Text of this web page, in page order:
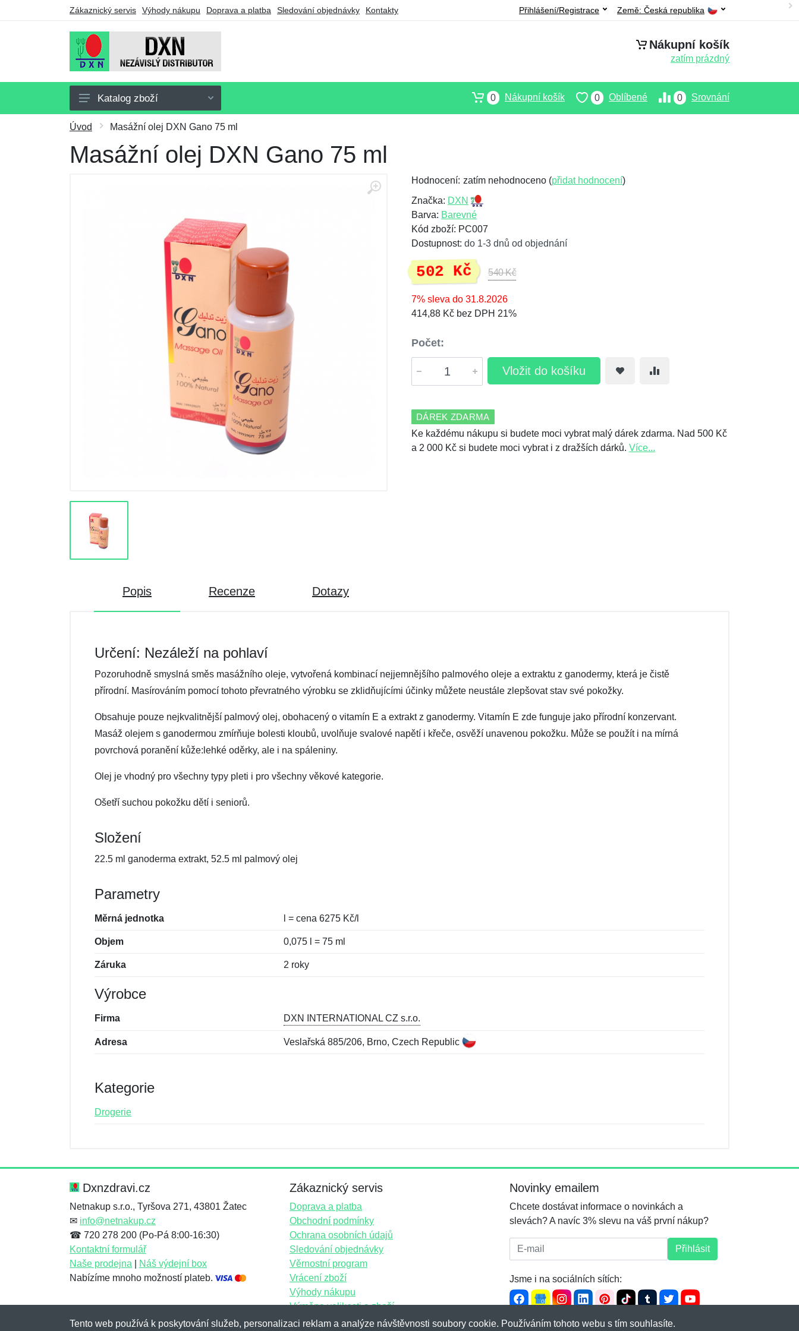
Zákaznický servis Výhody nákupu Doprava a platba Sledování objednávky Kontakty Země: Česká republika
Přihlášení/Registrace
Nákupní košík
zatím prázdný
Doplňky stravy
Nápoje
Katalog zboží 0 Srovnání
0 Oblíbené
0 Nákupní košík
Úvod Masážní olej DXN Gano 75 ml
Masážní olej DXN Gano 75 ml
Hodnocení: zatím nehodnoceno (přidat hodnocení)
Značka: DXN
Barva: Barevné
Kód zboží: PC007
Dostupnost: do 1-3 dnů od objednání
502 Kč 540 Kč
7% sleva do 31.8.2026
414,88 Kč bez DPH 21%
Počet:
Vložit do košíku
DÁREK ZDARMA
Ke každému nákupu si budete moci vybrat malý dárek zdarma. Nad 500 Kč
a 2 000 Kč si budete moci vybrat i z dražších dárků. Více...
Popis Recenze Dotazy
Určení: Nezáleží na pohlaví
Pozoruhodně smyslná směs masážního oleje, vytvořená kombinací nejjemnějšího palmového oleje a extraktu z ganodermy, která je čistě
přírodní. Masírováním pomocí tohoto převratného výrobku se zklidňujícími účinky můžete neustále zlepšovat stav své pokožky.
Obsahuje pouze nejkvalitnější palmový olej, obohacený o vitamín E a extrakt z ganodermy. Vitamín E zde funguje jako přírodní konzervant.
Masáž olejem s ganodermou zmírňuje bolesti kloubů, uvolňuje svalové napětí i křeče, osvěží unavenou pokožku. Může se použít i na mírná
povrchová poranění kůže:lehké oděrky, ale i na spáleniny.
Olej je vhodný pro všechny typy pleti i pro všechny věkové kategorie.
Ošetří suchou pokožku dětí i seniorů.
Složení
22.5 ml ganoderma extrakt, 52.5 ml palmový olej
Parametry
Měrná jednotka l = cena 6275 Kč/l
Objem 0,075 l = 75 ml
Záruka 2 roky
Výrobce
Firma DXN INTERNATIONAL CZ s.r.o.
Adresa Veslařská 885/206, Brno, Czech Republic
Kategorie
Drogerie
Zpráva*
Zpráva*
Dxnzdravi.cz
Netnakup s.r.o., Tyršova 271, 43801 Žatec
✉ info@netnakup.cz
☎ 720 278 200 (Po-Pá 8:00-16:30)
Kontaktní formulář
Naše prodejna
Náš výdejní box
Nabízíme mnoho možností plateb.
Zákaznický servis
Doprava a platba
Obchodní podmínky
Ochrana osobních údajů
Sledování objednávky
Věrnostní program
Vrácení zboží
Výhody nákupu
Výměna velikosti a zboží
Více informací...
Novinky emailem
Chcete dostávat informace o novinkách a
slevách? A navíc 3% slevu na váš první nákup?
E-mail: Přihlásit
Jsme i na sociálních sítích:
Tento web používá k poskytování služeb, personalizaci reklam a analýze návštěvnosti soubory cookie. Používáním tohoto webu s tím souhlasíte.